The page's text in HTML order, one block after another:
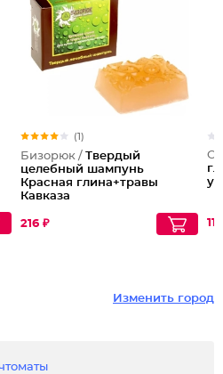
(1)
Бизорюк / Твердый
целебный шампунь
Красная глина+травы
Кавказа
216 ₽
Изменить город